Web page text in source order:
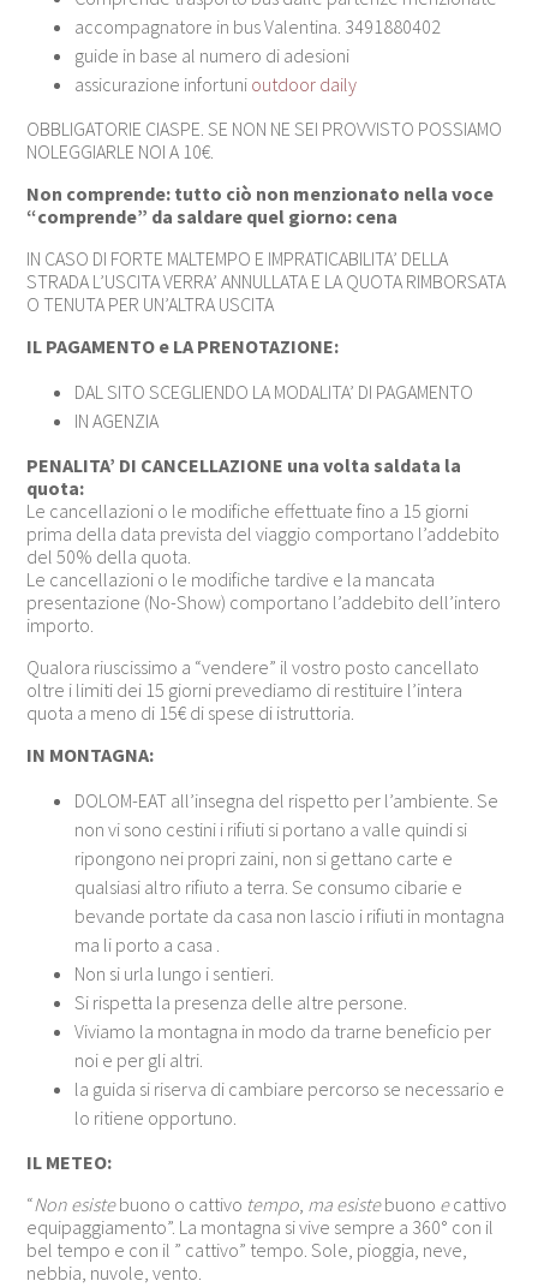
accompagnatore in bus Valentina. 3491880402
guide in base al numero di adesioni
assicurazione infortuni outdoor daily
OBBLIGATORIE CIASPE. SE NON NE SEI PROVVISTO POSSIAMO
NOLEGGIARLE NOI A 10€.
Non comprende: tutto ciò non menzionato nella voce
“comprende” da saldare quel giorno: cena
IN CASO DI FORTE MALTEMPO E IMPRATICABILITA’ DELLA
STRADA L’USCITA VERRA’ ANNULLATA E LA QUOTA RIMBORSATA
O TENUTA PER UN’ALTRA USCITA
IL PAGAMENTO e LA PRENOTAZIONE:
DAL SITO SCEGLIENDO LA MODALITA’ DI PAGAMENTO
IN AGENZIA
PENALITA’ DI CANCELLAZIONE una volta saldata la
quota:
Le cancellazioni o le modifiche effettuate fino a 15 giorni
prima della data prevista del viaggio comportano l’addebito
del 50% della quota.
Le cancellazioni o le modifiche tardive e la mancata
presentazione (No-Show) comportano l’addebito dell’intero
importo.
Qualora riuscissimo a “vendere” il vostro posto cancellato
oltre i limiti dei 15 giorni prevediamo di restituire l’intera
quota a meno di 15€ di spese di istruttoria.
IN MONTAGNA:
DOLOM-EAT all’insegna del rispetto per l’ambiente. Se
non vi sono cestini i rifiuti si portano a valle quindi si
ripongono nei propri zaini, non si gettano carte e
qualsiasi altro rifiuto a terra. Se consumo cibarie e
bevande portate da casa non lascio i rifiuti in montagna
ma li porto a casa .
Non si urla lungo i sentieri.
Si rispetta la presenza delle altre persone.
Viviamo la montagna in modo da trarne beneficio per
noi e per gli altri.
la guida si riserva di cambiare percorso se necessario e
lo ritiene opportuno.
IL METEO:
“Non esistebuono o cattivo tempo, ma esistebuono ecattivo
equipaggiamento”. La montagna si vive sempre a 360° con il
bel tempo e con il ” cattivo” tempo. Sole, pioggia, neve,
nebbia, nuvole, vento.